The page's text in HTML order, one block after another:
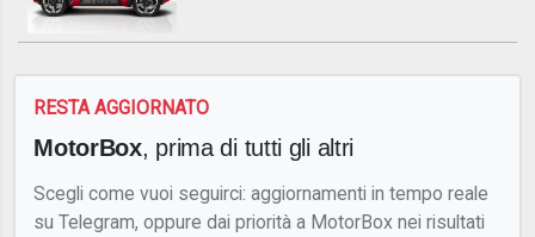
RESTA AGGIORNATO
MotorBox, prima di tutti gli altri
Scegli come vuoi seguirci: aggiornamenti in tempo reale
su Telegram, oppure dai priorità a MotorBox nei risultati